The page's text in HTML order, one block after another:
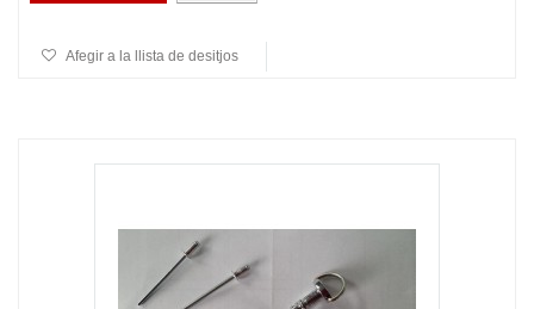
Afegir a la llista de desitjos